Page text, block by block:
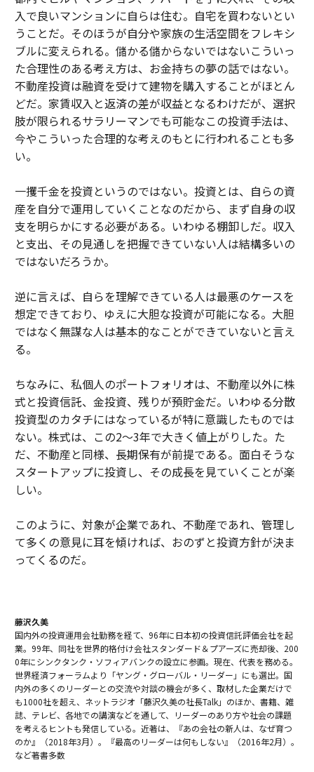
入で良いマンションに自らは住む。自宅を買わないとい
うことだ。そのほうが自分や家族の生活空間をフレキシ
ブルに変えられる。儲かる儲からないではないこういっ
た合理性のある考え方は、お金持ちの夢の話ではない。
不動産投資は融資を受けて建物を購入することがほとん
どだ。家賃収入と返済の差が収益となるわけだが、選択
肢が限られるサラリーマンでも可能なこの投資手法は、
今やこういった合理的な考えのもとに行われることも多
い。
一攫千金を投資というのではない。投資とは、自らの資
産を自分で運用していくことなのだから、まず自身の収
支を明らかにする必要がある。いわゆる棚卸しだ。収入
と支出、その見通しを把握できていない人は結構多いの
ではないだろうか。
逆に言えば、自らを理解できている人は最悪のケースを
想定できており、ゆえに大胆な投資が可能になる。大胆
ではなく無謀な人は基本的なことができていないと言え
る。
ちなみに、私個人のポートフォリオは、不動産以外に株
式と投資信託、金投資、残りが預貯金だ。いわゆる分散
投資型のカタチにはなっているが特に意識したものでは
ない。株式は、この2〜3年で大きく値上がりした。た
だ、不動産と同様、長期保有が前提である。面白そうな
スタートアップに投資し、その成長を見ていくことが楽
しい。
このように、対象が企業であれ、不動産であれ、管理し
て多くの意見に耳を傾ければ、おのずと投資方針が決ま
ってくるのだ。
藤沢久美
国内外の投資運用会社勤務を経て、96年に日本初の投資信託評価会社を起
業。99年、同社を世界的格付け会社スタンダード＆プアーズに売却後、200
0年にシンクタンク・ソフィアバンクの設立に参画。現在、代表を務める。
世界経済フォーラムより「ヤング・グローバル・リーダー」にも選出。国
内外の多くのリーダーとの交流や対談の機会が多く、取材した企業だけで
も1000社を超え、ネットラジオ「藤沢久美の社長Talk」のほか、書籍、雑
誌、テレビ、各地での講演などを通して、リーダーのあり方や社会の課題
を考えるヒントも発信している。近著は、『あの会社の新人は、なぜ育つ
のか』（2018年3月）。『最高のリーダーは何もしない』（2016年2月）。
など著書多数